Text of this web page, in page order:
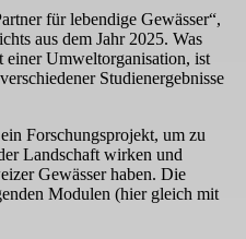
für lebendige Gewässer“,
aus dem Jahr 2025. Was
einer Umweltorganisation, ist
Studienergebnisse
Forschungsprojekt, um zu
Landschaft wirken und
Gewässer haben. Die
Modulen (hier gleich mit